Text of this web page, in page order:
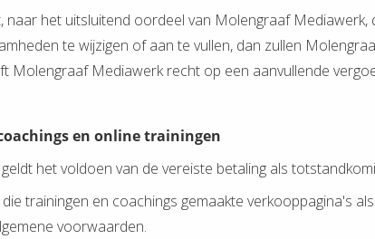
naar het uitsluitend oordeel van Molengraaf
te wijzigen of aan te vullen, dan zullen
Molengraaf Mediawerk recht op een aanvullende
en online trainingen
het voldoen van de vereiste betaling als
trainingen en coachings gemaakte verkooppagina's
voorwaarden.